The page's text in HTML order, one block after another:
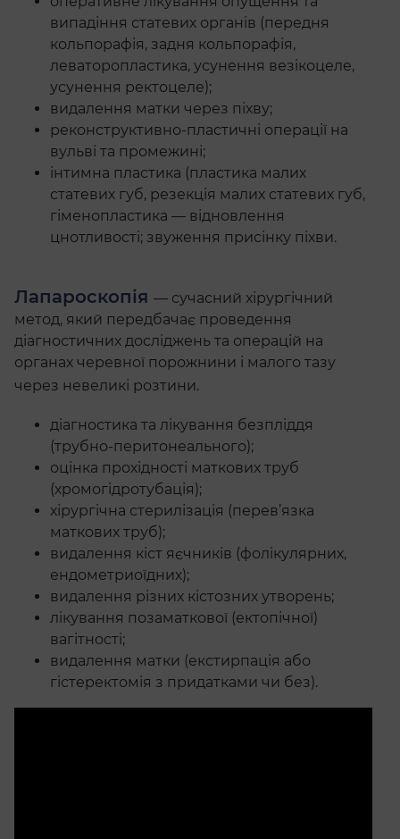
випадіння статевих органів (передня
кольпорафія, задня кольпорафія,
леваторопластика, усунення везікоцеле,
усунення ректоцеле);
видалення матки через піхву;
реконструктивно-пластичні операції на
вульві та промежині;
інтимна пластика (пластика малих
статевих губ, резекція малих статевих губ,
гіменопластика — відновлення
цнотливості; звуження присінку піхви.
Лапароскопія — сучасний хірургічний
метод, який передбачає проведення
діагностичних досліджень та операцій на
органах черевної порожнини і малого тазу
через невеликі розтини.
діагностика та лікування безпліддя
(трубно-перитонеального);
оцінка прохідності маткових труб
(хромогідротубація);
хірургічна стерилізація (перев’язка
маткових труб);
видалення кіст яєчників (фолікулярних,
ендометриоїдних);
видалення різних кістозних утворень;
лікування позаматкової (ектопічної)
вагітності;
видалення матки (екстирпація або
гістеректомія з придатками чи без).